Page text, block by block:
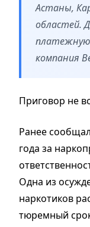
Астаны,
областей.
платежную
компания
Приговор не
Ранее
года за
Одна из
наркотиков
тюремный